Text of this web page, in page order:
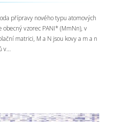
přípravy nového typu atomových
obecný vzorec PANI* (MmNn), v
matrici, M a N jsou kovy a m a n
v...